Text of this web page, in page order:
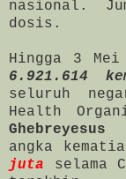
nasional.
dosis.
Hingga 3 Mei
6.921.614
seluruh
Health
Ghebreyesus
angka
juta selama